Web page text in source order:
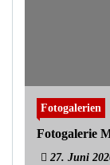
Fotogalerien
Fotogalerie
27. Juni